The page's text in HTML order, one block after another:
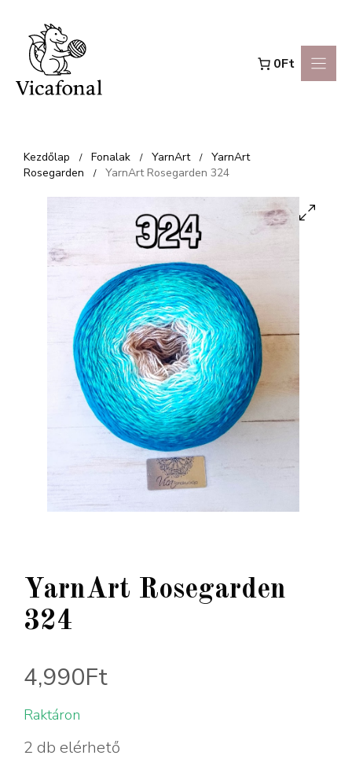
Kilépés
tartalomba
0Ft
Kezdőlap / Fonalak / YarnArt /
YarnArt
Rosegarden
/ YarnArt Rosegarden 324
YarnArt Rosegarden
324
4,990Ft
Raktáron
2 db elérhető